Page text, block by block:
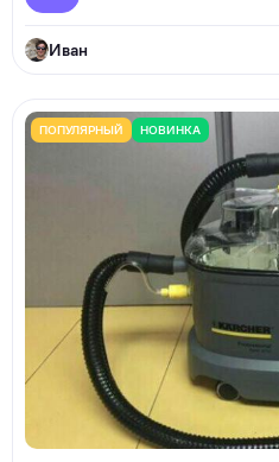
Иван
ПОПУЛЯРНЫЙ НОВИНКА